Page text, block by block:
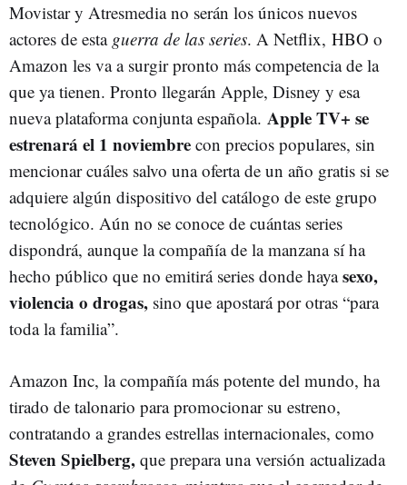
Movistar y Atresmedia no serán los únicos nuevos
actores de esta guerra de las series. A Netflix, HBO o
Amazon les va a surgir pronto más competencia de la
que ya tienen. Pronto llegarán Apple, Disney y esa
nueva plataforma conjunta española. Apple TV+ se
estrenará el 1 noviembre con precios populares, sin
mencionar cuáles salvo una oferta de un año gratis si se
adquiere algún dispositivo del catálogo de este grupo
tecnológico. Aún no se conoce de cuántas series
dispondrá, aunque la compañía de la manzana sí ha
hecho público que no emitirá series donde hayasexo,
violencia o drogas, sino que apostará por otras “para
toda la familia”.
Amazon Inc, la compañía más potente del mundo, ha
tirado de talonario para promocionar su estreno,
contratando a grandes estrellas internacionales, como
Steven Spielberg, que prepara una versión actualizada